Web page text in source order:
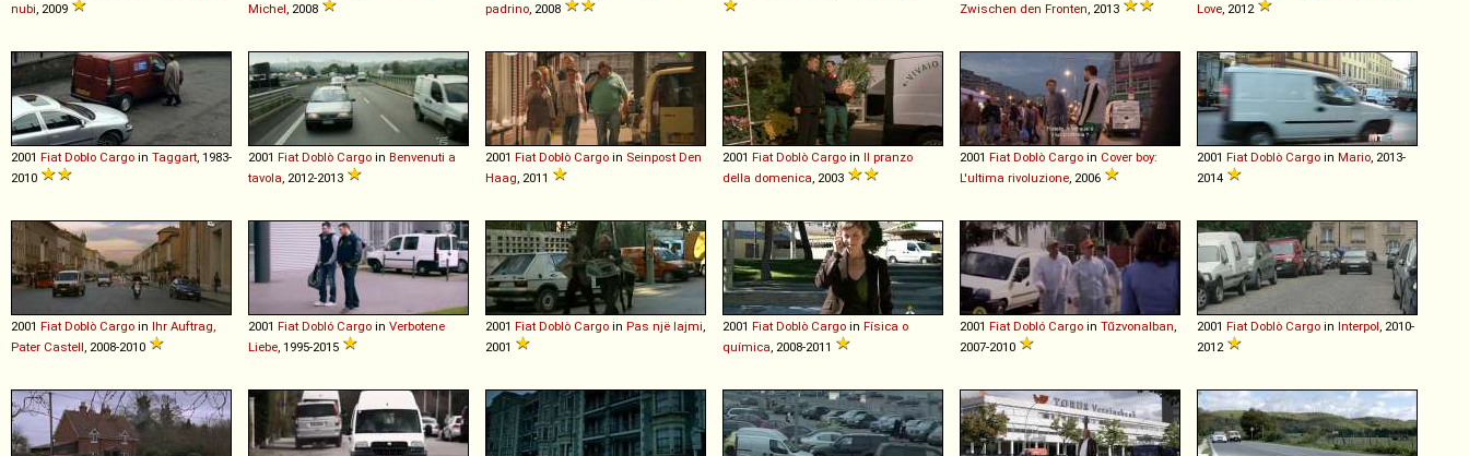
nubi , 2009
Michel , 2008
padrino , 2008
Zwischen den Fronten , 2013
Love , 2012
2001 Fiat Doblo Cargo in Taggart , 1983-
2010
2001 Fiat Doblò Cargo in Benvenuti a
tavola , 2012-2013
2001 Fiat Doblò Cargo in Seinpost Den
Haag , 2011
2001 Fiat Doblò Cargo in Il pranzo
della domenica , 2003
2001 Fiat Doblò Cargo in Cover boy:
L'ultima rivoluzione , 2006
2001 Fiat Doblò Cargo in Mario , 2013-
2014
2001 Fiat Doblò Cargo in Ihr Auftrag,
Pater Castell , 2008-2010
2001 Fiat Dobló Cargo in Verbotene
Liebe , 1995-2015
2001 Fiat Doblò Cargo in Pas një lajmi
2001
2001 Fiat Doblò Cargo in Física o
química , 2008-2011
2001 Fiat Dobló Cargo in Tűzvonalban
2007-2010
2001 Fiat Doblò Cargo in Interpol , 2010-
2012